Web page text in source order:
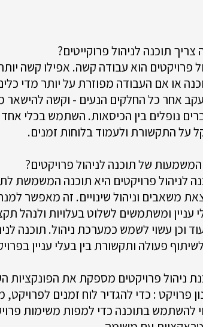
צריך תוכנה לניהול פרוקייטים?
פרויקטים הוא עבודה קשה. אפילו קשה
או אם העבודה מפוזרת על יותר מדי
אחר כל החלקים הנעים - וקשה להישאר
נופלים בין הכיסאות. השתמש בכלי אחד
על התקשורת ולעמוד בלוחות זמנים.
של תוכנה לניהול פרויקטים?
לניהול פרויקטים היא תוכנה המשמשת
עניין ומשתמשים לשלוט בעלויות ולנהל
וכן עשוי לשמש כמערכת ניהול. תוכנה
פעולה ותקשורת בין בעלי עניין
ניהול פרויקטים מספקת את הפונקציות
להשתמש בתוכנה כדי למפות משימות